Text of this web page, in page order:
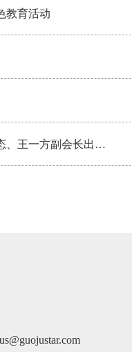
教育活动
白求恩精神研究会与中国高等教育学会 思想政治教育分会签署战略合作协议 穆广态、王一方副会长出席第61届中国高等教育博览会